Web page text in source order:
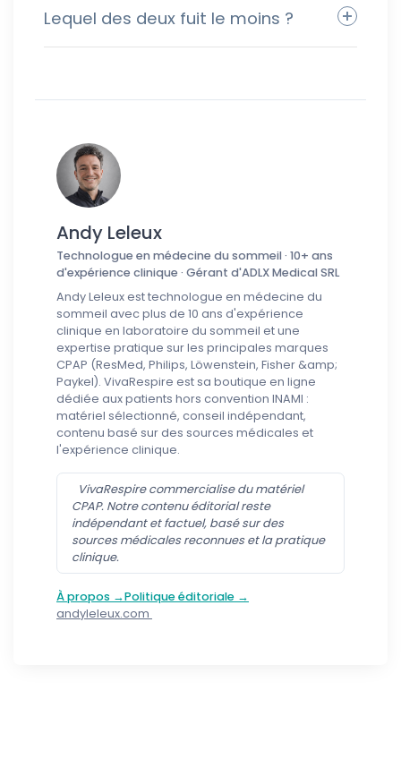
Lequel des deux fuit le moins ?
Andy Leleux
Technologue en médecine du sommeil · 10+ ans
d'expérience clinique · Gérant d'ADLX Medical SRL
Andy Leleux est technologue en médecine du
sommeil avec plus de 10 ans d'expérience
clinique en laboratoire du sommeil et une
expertise pratique sur les principales marques
CPAP (ResMed, Philips, Löwenstein, Fisher &amp;
Paykel). VivaRespire est sa boutique en ligne
dédiée aux patients hors convention INAMI :
matériel sélectionné, conseil indépendant,
contenu basé sur des sources médicales et
l'expérience clinique.
VivaRespire commercialise du matériel
CPAP. Notre contenu éditorial reste
indépendant et factuel, basé sur des
sources médicales reconnues et la pratique
clinique.
À propos →Politique éditoriale →
andyleleux.com